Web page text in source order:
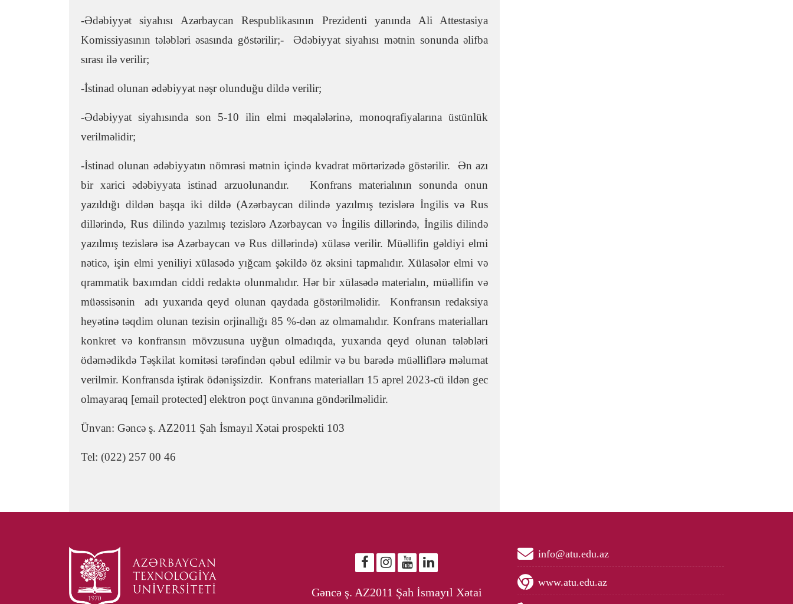
-Ədəbiyyət siyahısı Azərbaycan Respublikasının Prezidenti yanında Ali Attestasiya
Komissiyasının tələbləri əsasında göstərilir;- Ədəbiyyat siyahısı mətnin sonunda əlifba
sırası ilə verilir;
-İstinad olunan ədəbiyyat nəşr olunduğu dildə verilir;
-Ədəbiyyat siyahısında son 5-10 ilin elmi məqalələrinə, monoqrafiyalarına üstünlük
verilməlidir;
-İstinad olunan ədəbiyyatın nömrəsi mətnin içində kvadrat mörtərizədə göstərilir. Ən azı
bir xarici ədəbiyyata istinad arzuolunandır. Konfrans materialının sonunda onun
yazıldığı dildən başqa iki dildə (Azərbaycan dilində yazılmış tezislərə İngilis və Rus
dillərində, Rus dilində yazılmış tezislərə Azərbaycan və İngilis dillərində, İngilis dilində
yazılmış tezislərə isə Azərbaycan və Rus dillərində) xülasə verilir. Müəllifin gəldiyi elmi
nəticə, işin elmi yeniliyi xülasədə yığcam şəkildə öz əksini tapmalıdır. Xülasələr elmi və
qrammatik baxımdan ciddi redaktə olunmalıdır. Hər bir xülasədə materialın, müəllifin və
müəssisənin adı yuxarıda qeyd olunan qaydada göstərilməlidir. Konfransın redaksiya
heyətinə təqdim olunan tezisin orjinallığı 85 %-dən az olmamalıdır. Konfrans materialları
konkret və konfransın mövzusuna uyğun olmadıqda, yuxarıda qeyd olunan tələbləri
ödəmədikdə Təşkilat komitəsi tərəfindən qəbul edilmir və bu barədə müəlliflərə məlumat
verilmir. Konfransda iştirak ödənişsizdir. Konfrans materialları 15 aprel 2023-cü ildən gec
olmayaraq [email protected] elektron poçt ünvanına göndərilməlidir.
Ünvan: Gəncə ş. AZ2011 Şah İsmayıl Xətai prospekti 103
Tel: (022) 257 00 46
Gəncə ş. AZ2011 Şah İsmayıl Xətai
info@atu.edu.az
www.atu.edu.az